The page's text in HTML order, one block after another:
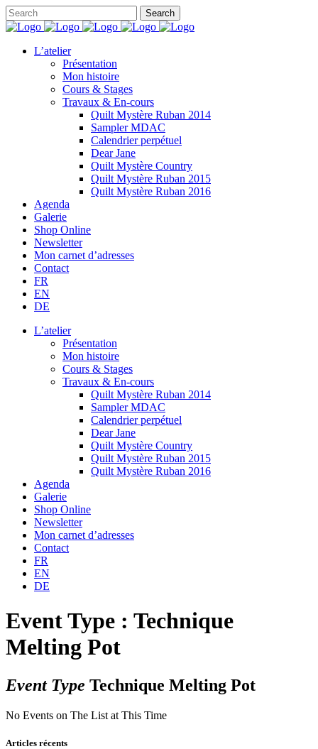
L’atelier
Présentation
Mon histoire
Cours & Stages
Travaux & En-cours
Quilt Mystère Ruban 2014
Sampler MDAC
Calendrier perpétuel
Dear Jane
Quilt Mystère Country
Quilt Mystère Ruban 2015
Quilt Mystère Ruban 2016
Agenda
Galerie
Shop Online
Newsletter
Mon carnet d’adresses
Contact
FR
EN
DE
L’atelier
Présentation
Mon histoire
Cours & Stages
Travaux & En-cours
Quilt Mystère Ruban 2014
Sampler MDAC
Calendrier perpétuel
Dear Jane
Quilt Mystère Country
Quilt Mystère Ruban 2015
Quilt Mystère Ruban 2016
Agenda
Galerie
Shop Online
Newsletter
Mon carnet d’adresses
Contact
FR
EN
DE
Event Type : Technique
Melting Pot
Event Type Technique Melting Pot
No Events on The List at This Time
Articles récents